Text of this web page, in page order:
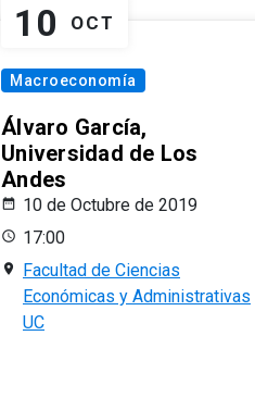
10 OCT
Macroeconomía
Álvaro García,
Universidad de Los
Andes
10 de Octubre de 2019
17:00
Facultad de Ciencias
Económicas y Administrativas
UC